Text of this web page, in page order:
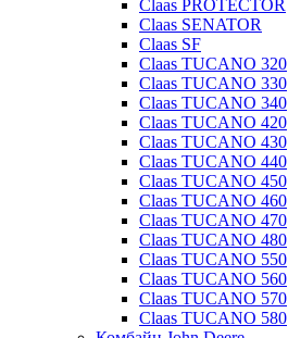
Claas PROTECTOR
Claas SENATOR
Claas SF
Claas TUCANO 320
Claas TUCANO 330
Claas TUCANO 340
Claas TUCANO 420
Claas TUCANO 430
Claas TUCANO 440
Claas TUCANO 450
Claas TUCANO 460
Claas TUCANO 470
Claas TUCANO 480
Claas TUCANO 550
Claas TUCANO 560
Claas TUCANO 570
Claas TUCANO 580